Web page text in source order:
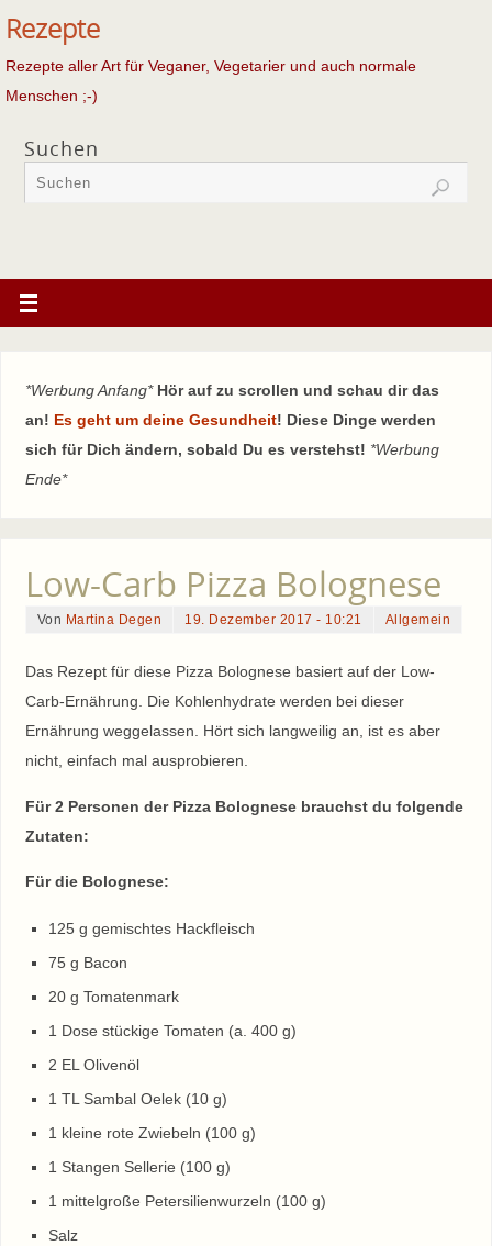
Rezepte
Rezepte aller Art für Veganer, Vegetarier und auch normale
Menschen ;-)
Suchen
*Werbung Anfang* Hör auf zu scrollen und schau dir das
an! Es geht um deine Gesundheit! Diese Dinge werden
sich für Dich ändern, sobald Du es verstehst! *Werbung
Ende*
Low-Carb Pizza Bolognese
Von Martina Degen 19. Dezember 2017 - 10:21 Allgemein
Das Rezept für diese Pizza Bolognese basiert auf der Low-
Carb-Ernährung. Die Kohlenhydrate werden bei dieser
Ernährung weggelassen. Hört sich langweilig an, ist es aber
nicht, einfach mal ausprobieren.
Für 2 Personen der Pizza Bolognese brauchst du folgende
Zutaten:
Für die Bolognese:
125 g gemischtes Hackfleisch
75 g Bacon
20 g Tomatenmark
1 Dose stückige Tomaten (a. 400 g)
2 EL Olivenöl
1 TL Sambal Oelek (10 g)
1 kleine rote Zwiebeln (100 g)
1 Stangen Sellerie (100 g)
1 mittelgroße Petersilienwurzeln (100 g)
Salz